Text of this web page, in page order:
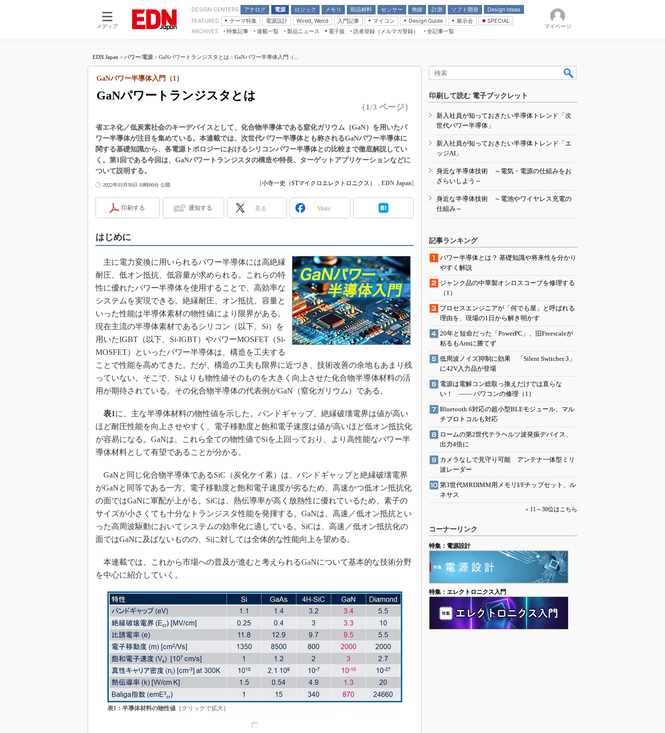
メディア
DESIGN CENTERS アナログ
電源
モーター
ロジック
LSI
メモリ
部品材料
受動部品
センサー 無線 計測 ソフト開発
Design Ideas
アナログ機能回路
計測とテスト
FEATURED
テーマ特集
つながるクルマ
エレクトロニクス入門
医療エレ（EE Times Japan）
製品解剖（EE Times Japan）
電源設計 Wired, Weird
入門記事
モーター入門
マイコン
マイコン講座
Design Guide
計測機器
展示会
CEATEC
組込み/エッジコンピューティング展
AUTOMOTIVE WORLD
SPECIAL
Microchip情報
ARCHIVES 特集記事
連載一覧
マイクロプロセッサ懐古録
中堅技術者に贈る電子部品“徹底”活
用講座
たった2つの式で始めるDC/DCコン
Wired, Weird
マイコン講座
Q&Aで学ぶマイコン講座
アナログ設計のきほん／ADCとノイ
ズ編
「SPICEの仕組みとその活用設計」
最新記事一覧
計測器メーカーから見た5G
USB Type-Cの登場で評価試験はど
う変わる？
IoT時代の無線規格を知る【Thread
編】
IoT時代の無線規格を知る【Z-Wave
編】
製品ニュース
電子版
電子ブックレット
読者登録（メルマガ登録） 全記事一覧
マイページ
EDN Japan > パワー/電源 > GaNパワートランジスタとは：GaNパワー半導体入門（...
GaNパワートランジスタとは
GaNパワー半導体入門（1）
（1/3 ページ）
省エネ化／低炭素社会のキーデバイスとして、化合物半導体である窒化ガリウム（GaN）を用いたパ
ワー半導体が注目を集めている。本連載では、次世代パワー半導体とも称されるGaNパワー半導体に
関する基礎知識から、各電源トポロジーにおけるシリコンパワー半導体との比較まで徹底解説してい
く。第1回である今回は、GaNパワートランジスタの構造や特長、ターゲットアプリケーションなどに
ついて説明する。
2022年03月30日 10時00分 公開 [小寺一史（STマイクロエレクトロニクス） ， EDN Japan]
印刷する 通知する 見る Share
はじめに
主に電力変換に用いられるパワー半導体には高絶縁
耐圧、低オン抵抗、低容量が求められる。これらの特
性に優れたパワー半導体を使用することで、高効率な
システムを実現できる。絶縁耐圧、オン抵抗、容量と
いった性能は半導体素材の物性値により限界がある。
現在主流の半導体素材であるシリコン（以下、Si）を
用いたIGBT（以下、Si-IGBT）やパワーMOSFET（Si-
MOSFET）といったパワー半導体は、構造を工夫する
ことで性能を高めてきた。だが、構造の工夫も限界に近づき、技術改善の余地もあまり残
っていない。そこで、Siよりも物性値そのものを大きく向上させた化合物半導体材料の活
用が期待されている。その化合物半導体の代表例がGaN（窒化ガリウム）である。
表1に、主な半導体材料の物性値を示した。バンドギャップ、絶縁破壊電界は値が高い
ほど耐圧性能を向上させやすく、電子移動度と飽和電子速度は値が高いほど低オン抵抗化
が容易になる。GaNは、これら全ての物性値でSiを上回っており、より高性能なパワー半
導体材料として有望であることが分かる。
GaNと同じ化合物半導体であるSiC（炭化ケイ素）は、バンドギャップと絶縁破壊電界
がGaNと同等である一方、電子移動度と飽和電子速度が劣るため、高速かつ低オン抵抗化
の面ではGaNに軍配が上がる。SiCは、熱伝導率が高く放熱性に優れているため、素子の
サイズが小さくても十分なトランジスタ性能を発揮する。GaNは、高速／低オン抵抗とい
った高周波駆動においてシステムの効率化に適している。SiCは、高速／低オン抵抗化の
面ではGaNに及ばないものの、Siに対しては全体的な性能向上を望める。
本連載では、これから市場への普及が進むと考えられるGaNについて基本的な技術分野
を中心に紹介していく。
表1：半導体材料の物性値［クリックで拡大］
印刷して読む 電子ブックレット
新入社員が知っておきたい半導体トレンド「次
世代パワー半導体」
新入社員が知っておきたい半導体トレンド「エ
ッジAI」
身近な半導体技術 ～電気・電源の仕組みをお
さらいしよう～
身近な半導体技術 ～電池やワイヤレス充電の
仕組み～
記事ランキング
パワー半導体とは？ 基礎知識や将来性を分かり
やすく解説
ジャンク品の中華製オシロスコープを修理する
（1）
プロセスエンジニアが「何でも屋」と呼ばれる
理由を、現場の1日から解き明かす
20年と短命だった「PowerPC」、旧Freescaleが
粘るもArmに勝てず
低周波ノイズ抑制に効果 「Silent Switcher 3」
に42V入力品が登場
電源は電解コン総取っ換えだけでは直らな
い！ ―― パワコンの修理（1）
Bluetooth 6対応の超小型BLEモジュール、マル
チプロトコルも対応
ロームの第2世代テラヘルツ波発振デバイス、
出力4倍に
カメラなしで見守り可能 アンテナ一体型ミリ
波レーダー
第3世代MRDIMM用メモリI/Fチップセット、ル
ネサス
» 11～30位はこちら
コーナーリンク
特集：電源設計
特集：エレクトロニクス入門